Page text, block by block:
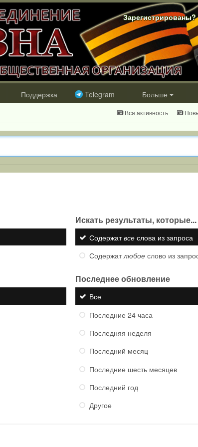
Поддержка Telegram Больше
Вся активность
Искать результаты, которые...
Содержатвсе слова из запроса
Содержатлюбое слово из
Последнее обновление
Все
Последние 24 часа
Последняя неделя
Последний месяц
Последние шесть месяцев
Последний год
Другое